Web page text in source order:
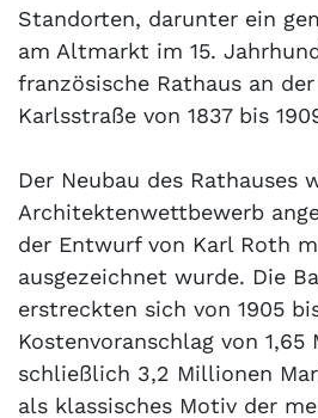
Standorten, darunter ein
am Altmarkt im 15.
französische Rathaus an
Karlsstraße von 1837 bis
Der Neubau des Rathauses
Architektenwettbewerb
der Entwurf von Karl Roth
ausgezeichnet wurde. Die
erstreckten sich von 1905
Kostenvoranschlag von
schließlich 3,2 Millionen
als klassisches Motiv der